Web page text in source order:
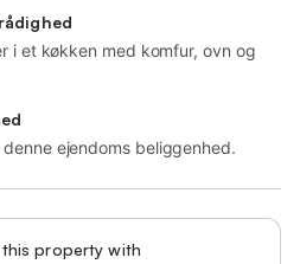
i et køkken med komfur, ovn og
ejendoms beliggenhed.
property with